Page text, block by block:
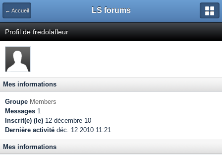
← Accueil LS forums
Profil de fredolafleur
Mes informations
Groupe Members
Messages 1
Inscrit(e) (le) 12-décembre 10
Dernière activité déc. 12 2010 11:21
Mes informations